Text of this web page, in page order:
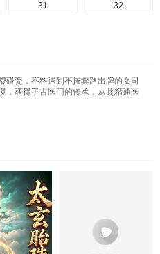
191 192
151 152
163 164
179
183
187 188
111 112
123 124
139
143
147 148
71 72
83 84
99
103
107 108
31 32
43 44
59
63
67 68
碰瓷，不料遇到不按套路出牌的女司
，获得了古医门的传承，从此精通医